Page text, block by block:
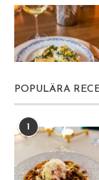
POPULÄRA